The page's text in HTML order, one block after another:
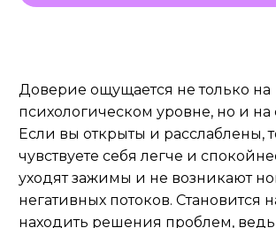
Доверие ощущается не только на
психологическом уровне, но и
Если вы открыты и расслаблены,
чувствуете себя легче и
уходят зажимы и не возникают
негативных потоков. Становится
находить решения проблем,